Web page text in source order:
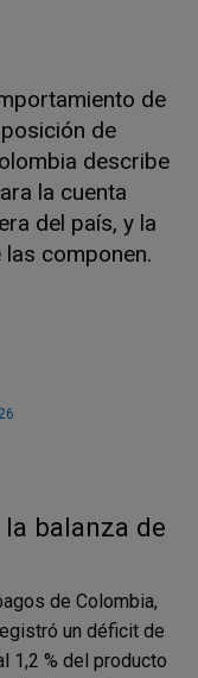
de
de
describe
la cuenta
del país, y la
componen.
balanza de
de Colombia,
un déficit de
1,2 % del producto